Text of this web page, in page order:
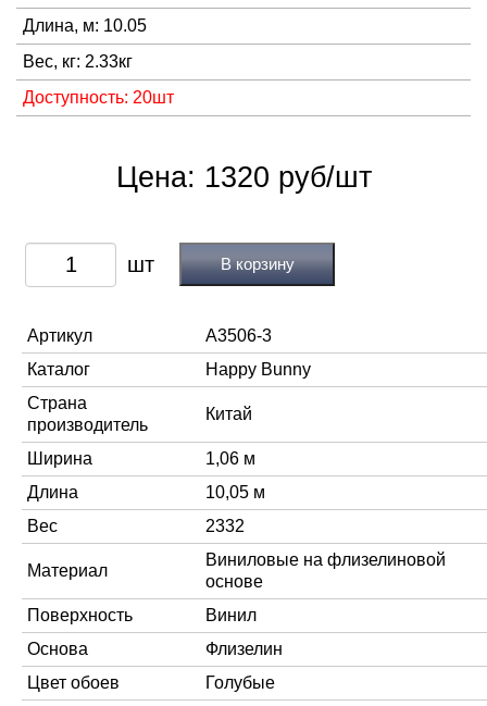
Длина, м: 10.05
Вес, кг: 2.33кг
Доступность: 20шт
Цена: 1320 руб/шт
В корзину
Артикул
A3506-3
Каталог
Happy Bunny
Страна
производитель
Китай
Ширина
1,06 м
Длина
10,05 м
Вес
2332
Материал
Виниловые на флизелиновой
основе
Поверхность
Винил
Основа
Флизелин
Цвет обоев
Голубые